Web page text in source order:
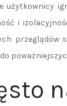
użytkownicy
i
przeglądów